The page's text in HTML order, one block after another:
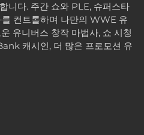
니다. 주간 쇼와 PLE, 슈퍼스타
컨트롤하며 나만의 WWE 유
유니버스 창작 마법사, 쇼 시청
캐시인, 더 많은 프로모션 유